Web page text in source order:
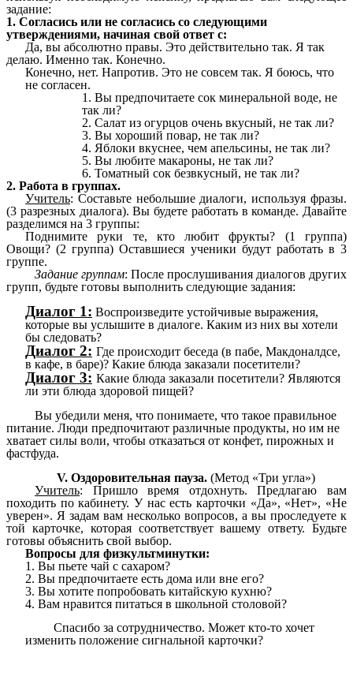
задание:
1. Согласись или не согласись со следующими
утверждениями, начиная свой ответ с:
Да, вы абсолютно правы. Это действительно так. Я так
делаю. Именно так. Конечно.
Конечно, нет. Напротив. Это не совсем так. Я боюсь, что
не согласен.
1. Вы предпочитаете сок минеральной воде, не
так ли?
2. Салат из огурцов очень вкусный, не так ли?
3. Вы хороший повар, не так ли?
4. Яблоки вкуснее, чем апельсины, не так ли?
5. Вы любите макароны, не так ли?
6. Томатный сок безвкусный, не так ли?
2. Работа в группах.
Учитель: Составьте небольшие диалоги, используя фразы.
(3 разрезных диалога). Вы будете работать в команде. Давайте
разделимся на 3 группы:
Поднимите руки те, кто любит фрукты? (1 группа)
Овощи? (2 группа) Оставшиеся ученики будут работать в 3
группе.
Задание группам: После прослушивания диалогов других
групп, будьте готовы выполнить следующие задания:
Диалог 1: Воспроизведите устойчивые выражения,
которые вы услышите в диалоге. Каким из них вы хотели
бы следовать?
Диалог 2: Где происходит беседа (в пабе, Макдоналдсе,
в кафе, в баре)? Какие блюда заказали посетители?
Диалог 3: Какие блюда заказали посетители? Являются
ли эти блюда здоровой пищей?
Вы убедили меня, что понимаете, что такое правильное
питание. Люди предпочитают различные продукты, но им не
хватает силы воли, чтобы отказаться от конфет, пирожных и
фастфуда.
V. Оздоровительная пауза. (Метод «Три угла»)
Учитель: Пришло время отдохнуть. Предлагаю вам
походить по кабинету. У нас есть карточки «Да», «Нет», «Не
уверен». Я задам вам несколько вопросов, а вы проследуете к
той карточке, которая соответствует вашему ответу. Будьте
готовы объяснить свой выбор.
Вопросы для физкультминутки:
1. Вы пьете чай с сахаром?
2. Вы предпочитаете есть дома или вне его?
3. Вы хотите попробовать китайскую кухню?
4. Вам нравится питаться в школьной столовой?
Спасибо за сотрудничество. Может кто-то хочет
изменить положение сигнальной карточки?